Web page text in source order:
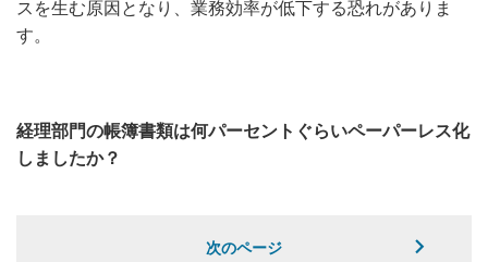
スを生む原因となり、業務効率が低下する恐れがありま
す。
経理部門の帳簿書類は何パーセントぐらいペーパーレス化
しましたか？
次のページ